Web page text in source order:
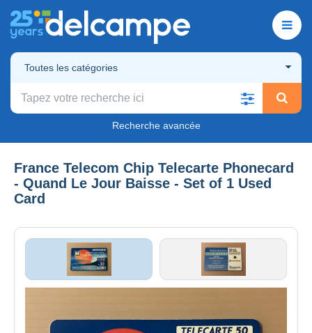
Toutes les catégories
Recherche avancée
France Telecom Chip Telecarte Phonecard
- Quand Le Jour Baisse - Set of 1 Used
Card